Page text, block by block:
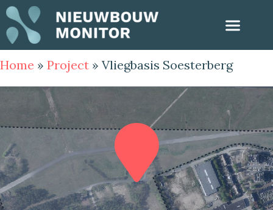
Home » Project » Vliegbasis Soesterberg